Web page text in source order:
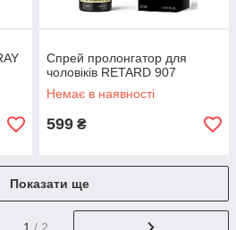
Спрей пролонгатор для
чоловіків RETARD 907
Немає в наявності
599 ₴
Показати ще